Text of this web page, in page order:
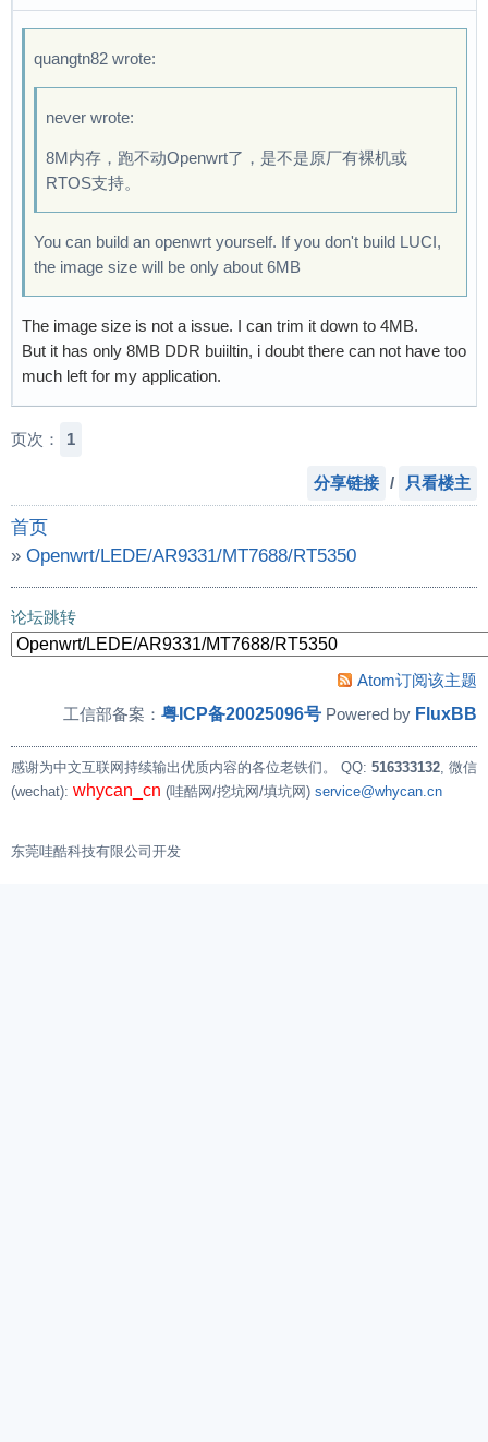
quangtn82 wrote:
never wrote:
8M内存，跑不动Openwrt了，是不是原厂有裸机或
RTOS支持。
You can build an openwrt yourself. If you don't build LUCI,
the image size will be only about 6MB
The image size is not a issue. I can trim it down to 4MB.
But it has only 8MB DDR buiiltin, i doubt there can not have too
much left for my application.
页次： 1
分享链接 / 只看楼主
首页
» Openwrt/LEDE/AR9331/MT7688/RT5350
»求教MT7628KN或MT7688KN的供货与技术资源？
论坛跳转
Atom订阅该主题
工信部备案： 粤ICP备20025096号 Powered by FluxBB
感谢为中文互联网持续输出优质内容的各位老铁们。 QQ: 516333132, 微信
(wechat): whycan_cn (哇酷网/挖坑网/填坑网) service@whycan.cn
东莞哇酷科技有限公司开发